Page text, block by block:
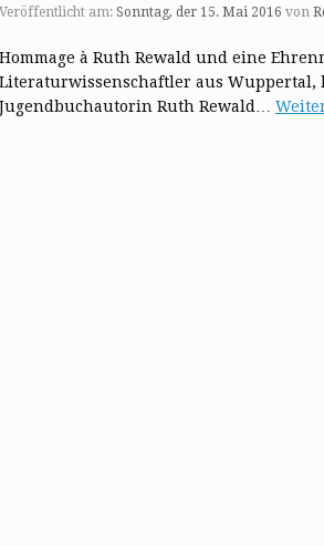
Veröffentlicht am: Sonntag, der 15. Mai 2016 von
Hommage à Ruth Rewald und eine
Literaturwissenschaftler aus Wuppertal,
Jugendbuchautorin Ruth Rewald…